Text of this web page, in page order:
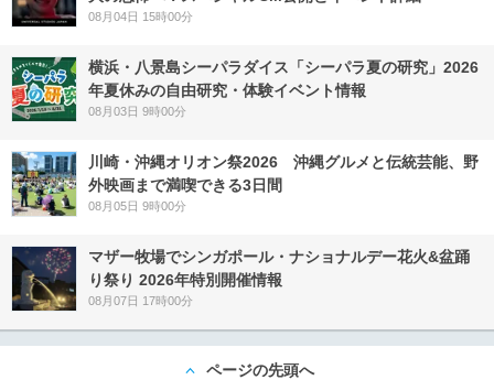
08月04日 15時00分
横浜・八景島シーパラダイス「シーパラ夏の研究」2026
年夏休みの自由研究・体験イベント情報
08月03日 9時00分
川崎・沖縄オリオン祭2026 沖縄グルメと伝統芸能、野
外映画まで満喫できる3日間
08月05日 9時00分
マザー牧場でシンガポール・ナショナルデー花火&盆踊
り祭り 2026年特別開催情報
08月07日 17時00分
ページの先頭へ